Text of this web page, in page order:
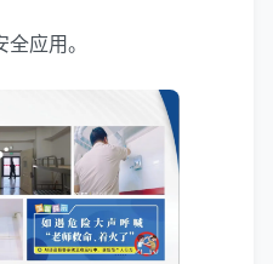
应用。